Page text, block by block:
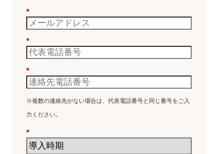
*
*
*
※複数の連絡先がない場合は、代表電話番号と同じ番号をご入
力ください。
*